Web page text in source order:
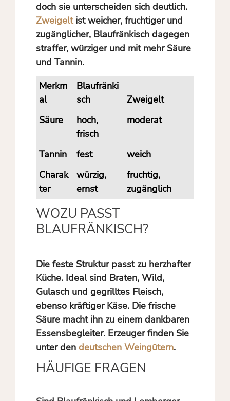
doch sie unterscheiden sich deutlich.
Zweigeltist weicher, fruchtiger und
zugänglicher, Blaufränkisch dagegen
straffer, würziger und mit mehr Säure
und Tannin.
Merkm
al
Blaufränki
sch
Zweigelt
Säure
hoch,
frisch
moderat
Tannin fest
weich
Charak
ter
würzig,
ernst
fruchtig,
zugänglich
WOZU PASST
BLAUFRÄNKISCH?
Die feste Struktur passt zu herzhafter
Küche. Ideal sind Braten, Wild,
Gulasch und gegrilltes Fleisch,
ebenso kräftiger Käse. Die frische
Säure macht ihn zu einem dankbaren
Essensbegleiter. Erzeuger finden Sie
unter den deutschen Weingütern.
HÄUFIGE FRAGEN